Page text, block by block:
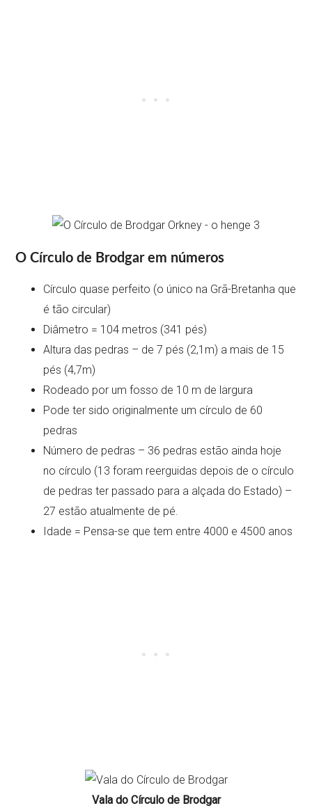
O Círculo de Brodgar em números
Círculo quase perfeito (o único na Grã-Bretanha que
é tão circular)
Diâmetro = 104 metros (341 pés)
Altura das pedras – de 7 pés (2,1m) a mais de 15
pés (4,7m)
Rodeado por um fosso de 10 m de largura
Pode ter sido originalmente um círculo de 60
pedras
Número de pedras – 36 pedras estão ainda hoje
no círculo (13 foram reerguidas depois de o círculo
de pedras ter passado para a alçada do Estado) –
27 estão atualmente de pé.
Idade = Pensa-se que tem entre 4000 e 4500 anos
Vala do Círculo de Brodgar